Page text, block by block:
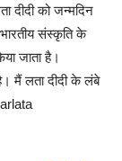
दीदी को जन्मदिन
संस्कृति के
जाता है।
मैं लता दीदी के लंबे